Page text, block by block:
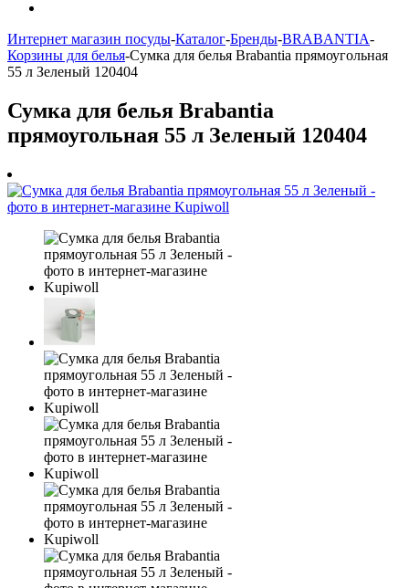
Интернет магазин посуды-Каталог-Бренды-BRABANTIA-
Корзины для белья-Сумка для белья Brabantia прямоугольная
55 л Зеленый 120404
Сумка для белья Brabantia
прямоугольная 55 л Зеленый 120404